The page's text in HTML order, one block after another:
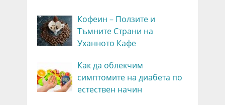
Кофеин – Ползите и
Тъмните Страни на
Уханното Кафе
Как да облекчим
симптомите на диабета по
естествен начин